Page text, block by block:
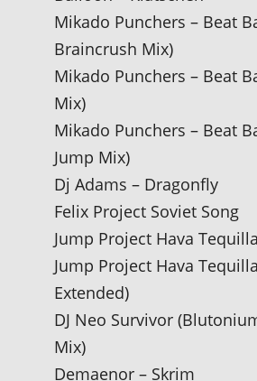
Mikado Punchers ‎– Beat
Braincrush Mix)
Mikado Punchers ‎– Beat
Mix)
Mikado Punchers ‎– Beat
Jump Mix)
Dj Adams – Dragonfly
Felix Project Soviet Song
Jump Project Hava
Jump Project Hava
Extended)
DJ Neo Survivor
Mix)
Demaenor – Skrim